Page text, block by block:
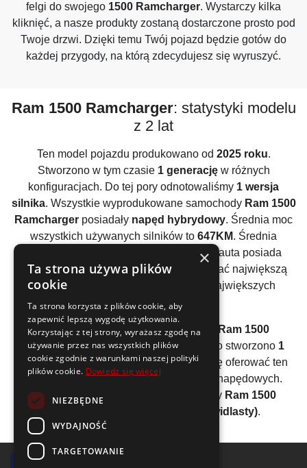
felgi do swojego 1500 Ramcharger. Wystarczy kilka
kliknięć, a nasze produkty zostaną dostarczone prosto pod
Twoje drzwi. Dzięki temu Twój pojazd będzie gotów do
każdej przygody, na którą zdecydujesz się wyruszyć.
Ram 1500 Ramcharger: statystyki modelu
z 2 lat
Ten model pojazdu produkowano od 2025 roku.
Stworzono w tym czasie 1 generacjęw różnych
konfiguracjach. Do tej pory odnotowaliśmy 1 wersja
silnika. Wszystkie wyprodukowane samochody Ram 1500
Ramcharger posiadały napęd hybrydowy. Średnia moc
wszystkich używanych silników to 647KM. Średnia
powyżej 300KM oznacza, że ten model auta posiada
bardzo duży zapas mocy. Pozwala czerpać największą
radość z jazdy, ale wymaga również największych
umiejętności.
Analizując wszystkie generacje auta
Ram 1500
Ramchargermożna wyliczyć, że średnio stworzono 1
wersję silnika . Producent zdecydował się oferować ten
model w ograniczonej gamie jednostek napędowych.
Wszystkie wyprodukowane samochody Ram 1500
V6 (widlasty).
×
Ta strona używa plików
cookie
Ta strona korzysta z plików cookie, aby
zapewnić lepszą wygodę użytkowania.
Korzystając z tej strony, wyrażasz zgodę na
używanie przez nas wszystkich plików
cookie zgodnie z warunkami naszej polityki
plików cookie. Dowiedz się więcej
NIEZBĘDNE
WYDAJNOŚĆ
TARGETOWANIE